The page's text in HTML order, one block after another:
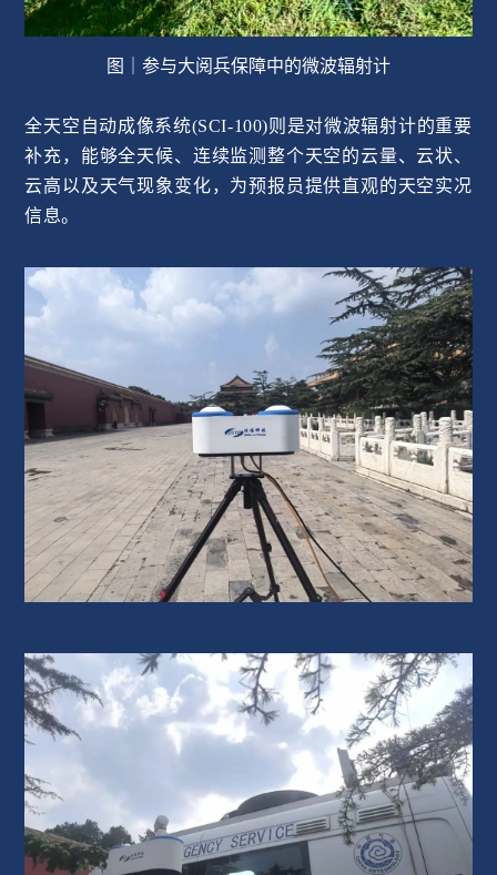
图｜参与大阅兵保障中的微波辐射计
全天空自动成像系统(SCI-100)则是对微波辐射计的重要
补充，能够全天候、连续监测整个天空的云量、云状、
云高以及天气现象变化，为预报员提供直观的天空实况
信息。